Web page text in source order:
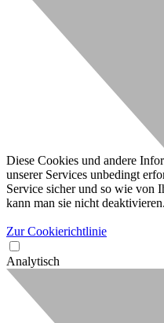
Diese Cookies und andere
unserer Services unbedingt
Service sicher und so wie von
kann man sie nicht deaktivieren.
Zur Cookierichtlinie
Analytisch